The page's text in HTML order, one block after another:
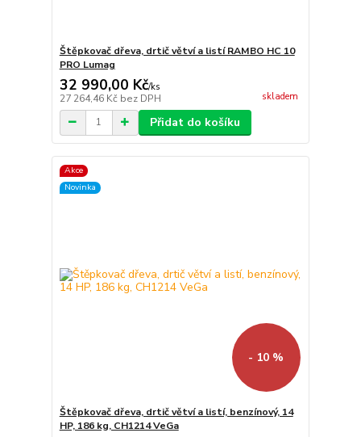
Štěpkovač dřeva, drtič větví a listí RAMBO HC 10
PRO Lumag
32 990,00 Kč/ks
27 264,46 Kč bez DPH skladem
Přidat do košíku
Akce
Novinka
- 10 %
Štěpkovač dřeva, drtič větví a listí, benzínový, 14
HP, 186 kg, CH1214 VeGa